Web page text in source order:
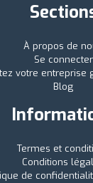
À propos de
Se connecter
votre entreprise
Blog
Termes et
Conditions
de